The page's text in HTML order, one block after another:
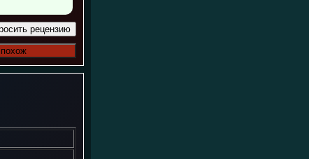
рецензию